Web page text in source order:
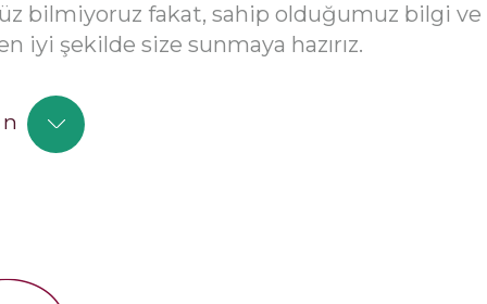
bilmiyoruz fakat, sahip olduğumuz bilgi
iyi şekilde size sunmaya hazırız.
arkadaşlığımızın ilk 10 senesi aynı
çalıştık.
olduğumuz fonksiyonlarda yetki